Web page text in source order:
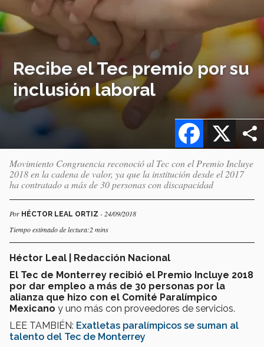
Recibe el Tec premio por su
inclusión laboral
X
Facebook
Movimiento Congruencia reconoció al Tec con el Premio Incluye
2018 en la cadena de valor, ya que la institución desde el 2017
ha contratado a más de 30 personas con discapacidad
Por HÉCTOR LEAL ORTIZ - 24/09/2018
Tiempo estimado de lectura:2 mins
Héctor Leal | Redacción Nacional
El Tec de Monterrey recibió el Premio Incluye 2018
por dar empleo a más de 30 personas por la
alianza que hizo con el Comité Paralímpico
Mexicano y uno más con proveedores de servicios.
​LEE TAMBIÉN: Exatletas paralímpicos se suman al
talento del Tec de Monterrey